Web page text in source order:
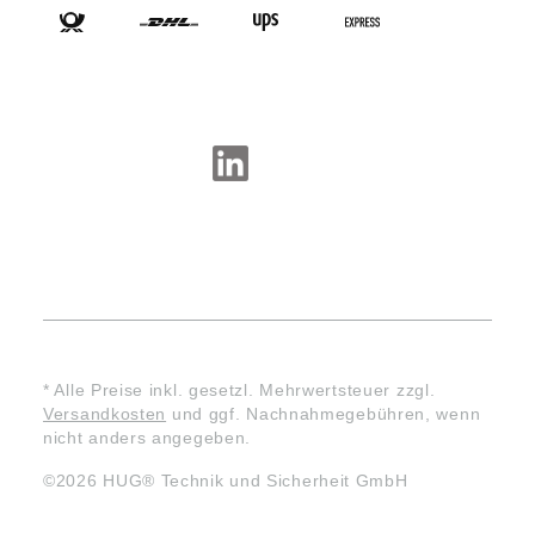
* Alle Preise inkl. gesetzl. Mehrwertsteuer zzgl.
Versandkosten und ggf. Nachnahmegebühren, wenn
nicht anders angegeben.
©2026 HUG® Technik und Sicherheit GmbH